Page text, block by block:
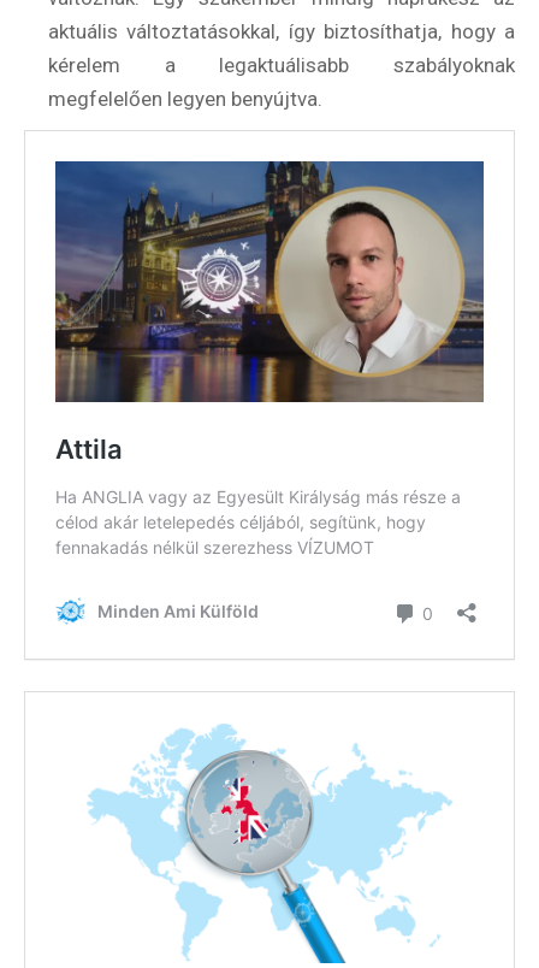
BLOG
Partnerprogram
Oszd meg történeted!
Külföldi munkaajánlatok
aktuális változtatásokkal, így biztosíthatja, hogy a
kérelem a legaktuálisabb szabályoknak
megfelelően legyen benyújtva.